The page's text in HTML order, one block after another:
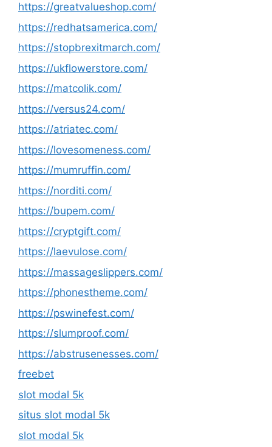
https://greatvalueshop.com/
https://redhatsamerica.com/
https://stopbrexitmarch.com/
https://ukflowerstore.com/
https://matcolik.com/
https://versus24.com/
https://atriatec.com/
https://lovesomeness.com/
https://mumruffin.com/
https://norditi.com/
https://bupem.com/
https://cryptgift.com/
https://laevulose.com/
https://massageslippers.com/
https://phonestheme.com/
https://pswinefest.com/
https://slumproof.com/
https://abstrusenesses.com/
freebet
slot modal 5k
situs slot modal 5k
slot modal 5k